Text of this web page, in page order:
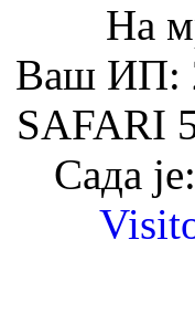
На
Ваш ИП:
SAFARI
Сада